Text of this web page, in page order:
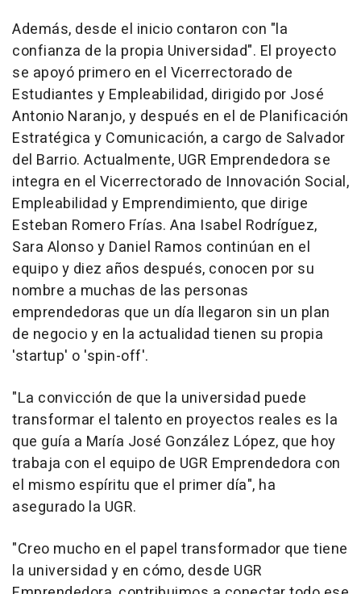
Además, desde el inicio contaron con "la
confianza de la propia Universidad". El proyecto
se apoyó primero en el Vicerrectorado de
Estudiantes y Empleabilidad, dirigido por José
Antonio Naranjo, y después en el de Planificación
Estratégica y Comunicación, a cargo de Salvador
del Barrio. Actualmente, UGR Emprendedora se
integra en el Vicerrectorado de Innovación Social,
Empleabilidad y Emprendimiento, que dirige
Esteban Romero Frías. Ana Isabel Rodríguez,
Sara Alonso y Daniel Ramos continúan en el
equipo y diez años después, conocen por su
nombre a muchas de las personas
emprendedoras que un día llegaron sin un plan
de negocio y en la actualidad tienen su propia
'startup' o 'spin-off'.
"La convicción de que la universidad puede
transformar el talento en proyectos reales es la
que guía a María José González López, que hoy
trabaja con el equipo de UGR Emprendedora con
el mismo espíritu que el primer día", ha
asegurado la UGR.
"Creo mucho en el papel transformador que tiene
la universidad y en cómo, desde UGR